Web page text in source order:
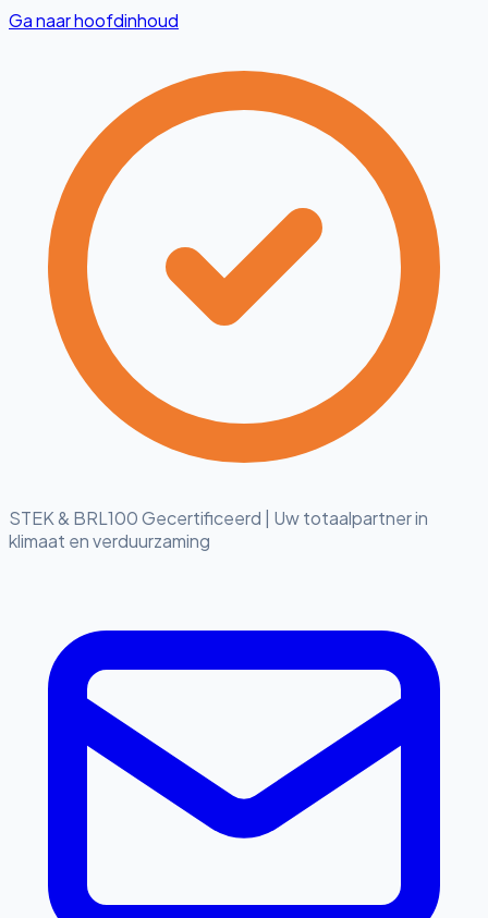
Ga naar hoofdinhoud
STEK & BRL100 Gecertificeerd
Uw totaalpartner in
klimaat en verduurzaming